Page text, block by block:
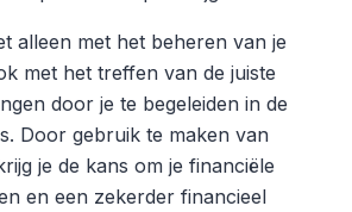
alleen met het beheren van je
met het treffen van de juiste
door je te begeleiden in de
Door gebruik te maken van
je de kans om je financiële
en een zekerder financieel